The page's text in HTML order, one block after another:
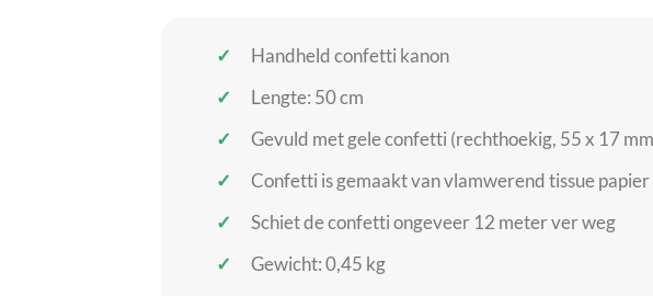
Handheld confetti kanon
Lengte: 50 cm
Gevuld met gele confetti (rechthoekig, 55 x 17
Confetti is gemaakt van vlamwerend tissue
Schiet de confetti ongeveer 12 meter ver weg
Gewicht: 0,45 kg